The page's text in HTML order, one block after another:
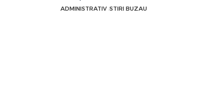
ADMINISTRATIV STIRI BUZAU